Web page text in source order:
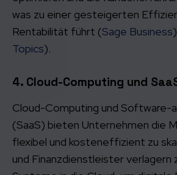
was zu einer gesteigerten
Rentabilität führt​ (Sage Business
Topics)​.
4. Cloud-Computing und
Cloud-Computing und Software-
(SaaS) bieten Unternehmen die
flexibel und kosteneffizient zu
und Finanzdienstleister verlagern